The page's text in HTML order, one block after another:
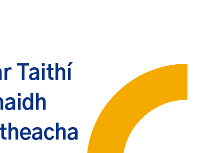
behalf we manage personal
injury and third-party
Taithí